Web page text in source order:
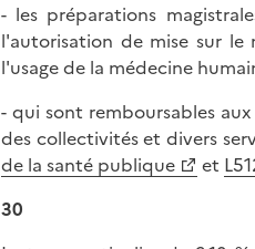
- les préparations
l'autorisation de mise sur le
l'usage de la médecine
- qui sont remboursables
des collectivités et divers
de la santé publique
et
30